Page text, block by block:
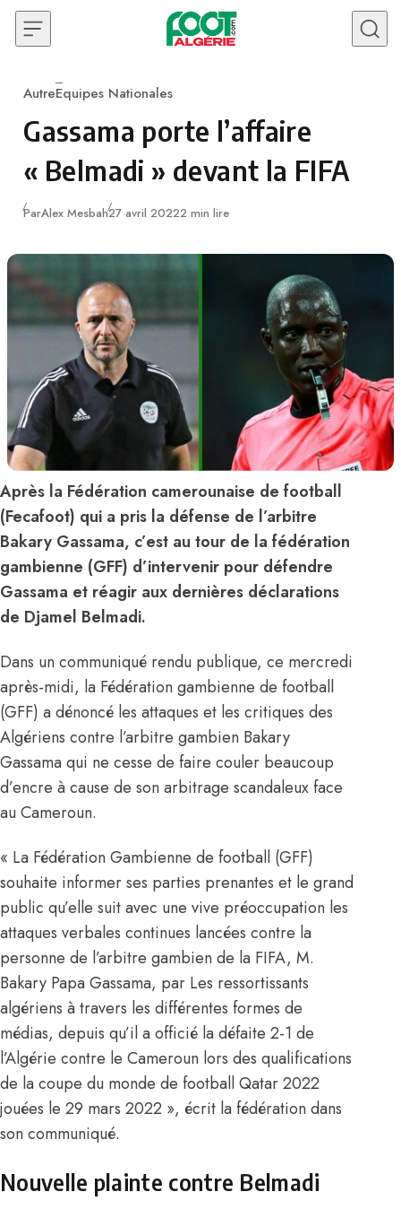
Skip to content
Category
AutreEquipes Nationales
Gassama porte l’affaire
« Belmadi » devant la FIFA
ParAlex MesbahPublié
27 avril 20222 min lire
Après la Fédération camerounaise de football
(Fecafoot) qui a pris la défense de l’arbitre
Bakary Gassama, c’est au tour de la fédération
gambienne (GFF) d’intervenir pour défendre
Gassama et réagir aux dernières déclarations
de Djamel Belmadi.
Dans un communiqué rendu publique, ce mercredi
après-midi, la Fédération gambienne de football
(GFF) a dénoncé les attaques et les critiques des
Algériens contre l’arbitre gambien Bakary
Gassama qui ne cesse de faire couler beaucoup
d’encre à cause de son arbitrage scandaleux face
au Cameroun.
« La Fédération Gambienne de football (GFF)
souhaite informer ses parties prenantes et le grand
public qu’elle suit avec une vive préoccupation les
attaques verbales continues lancées contre la
personne de l’arbitre gambien de la FIFA, M.
Bakary Papa Gassama, par Les ressortissants
algériens à travers les différentes formes de
médias, depuis qu’il a officié la défaite 2-1 de
l’Algérie contre le Cameroun lors des qualifications
de la coupe du monde de football Qatar 2022
jouées le 29 mars 2022 », écrit la fédération dans
son communiqué.
Nouvelle plainte contre Belmadi